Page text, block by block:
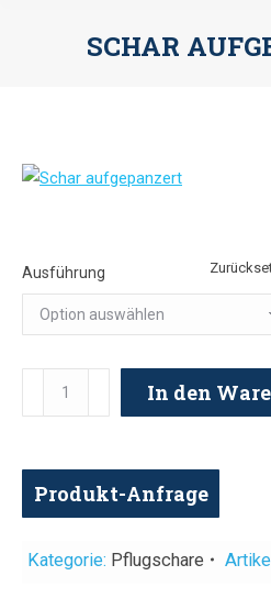
SCHAR
Ausführung
Schar
aufgepanzert
In den
Produkt-Anfrage
Kategorie: Pflugschare